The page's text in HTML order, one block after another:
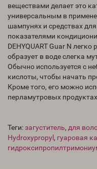
веществами делает это
универсальным в
шампунях и средствах
показателями
DEHYQUART Guar N
образует в воде слегка
Обычно используется с
кислоты, чтобы начать
Кроме того, его можно
перламутровых
Теги:загуститель, для
Hydroxypropyl , гуаровая